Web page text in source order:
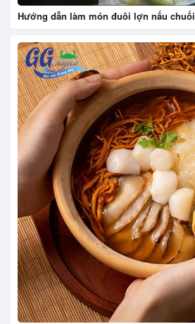
Hướng dẫn làm món đuôi lợn nấu chuối